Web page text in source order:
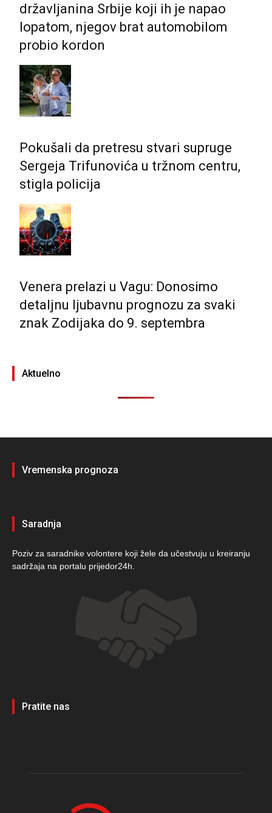
državljanina Srbije koji ih je napao
lopatom, njegov brat automobilom
probio kordon
Pokušali da pretresu stvari supruge
Sergeja Trifunovića u tržnom centru,
stigla policija
Venera prelazi u Vagu: Donosimo
detaljnu ljubavnu prognozu za svaki
znak Zodijaka do 9. septembra
Aktuelno
Vremenska prognoza
Saradnja
Poziv za saradnike volontere koji žele da učestvuju u kreiranju
sadržaja na portalu prijedor24h.
Pratite nas